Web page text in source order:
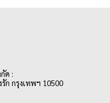
ด :
ก กรุงเทพฯ 10500